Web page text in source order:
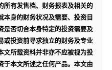
所有发售档、财务报表及相关的
本身的财务状况及需要、投资目
是否切合本身特定的投资需要及
或投资前寻求独立的财务及专业
文所载资料并非亦不应被视为投
于本文所述之任何产品。本文由